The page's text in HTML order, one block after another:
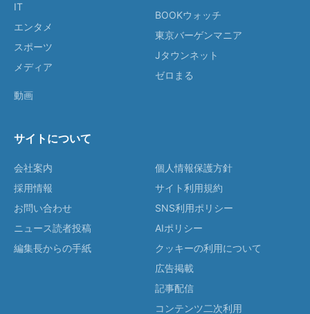
IT
エンタメ
スポーツ
メディア
動画
BOOKウォッチ
東京バーゲンマニア
Jタウンネット
ゼロまる
サイトについて
会社案内
採用情報
お問い合わせ
ニュース読者投稿
編集長からの手紙
個人情報保護方針
サイト利用規約
SNS利用ポリシー
AIポリシー
クッキーの利用について
広告掲載
記事配信
コンテンツ二次利用